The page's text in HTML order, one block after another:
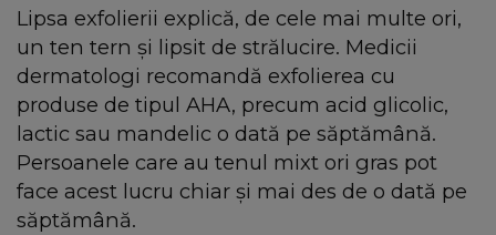
Lipsa exfolierii explică, de cele mai multe ori,
un ten tern și lipsit de strălucire. Medicii
dermatologi recomandă exfolierea cu
produse de tipul AHA, precum acid glicolic,
lactic sau mandelic o dată pe săptămână.
Persoanele care au tenul mixt ori gras pot
face acest lucru chiar și mai des de o dată pe
săptămână.